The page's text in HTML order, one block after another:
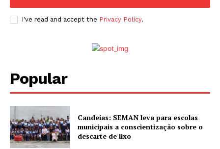
I've read and accept the Privacy Policy.
Popular
Candeias: SEMAN leva para escolas
municipais a conscientização sobre o
descarte de lixo